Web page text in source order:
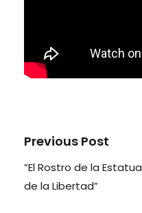
Previous Post
”El Rostro de la Estatua
de la Libertad”